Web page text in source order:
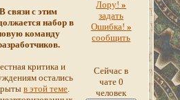
В связи с этим
набор в
команду
критика и
остались
в этой теме.
Лору!»
задать
Ошибка! »
сообщить
Сейчас в
чате 0
человек